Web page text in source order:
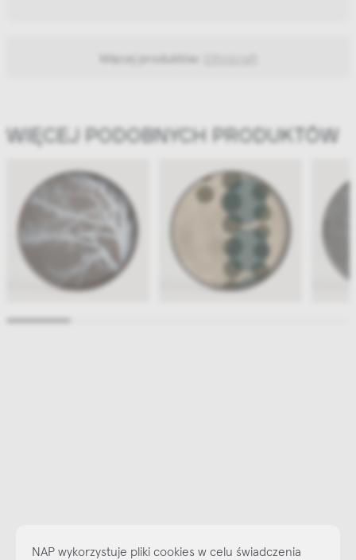
Więcej produktów:
WIĘCEJ PODOBNYCH PRODUKTÓW
NAP wykorzystuje pliki cookies w celu świadczenia